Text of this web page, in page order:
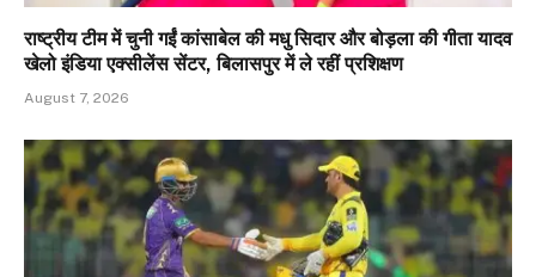
राष्ट्रीय टीम में चुनी गईं कांसाबेल की मधु सिदार और बोड़ला की गीता यादव
खेलो इंडिया एक्सीलेंस सेंटर, बिलासपुर में ले रहीं प्रशिक्षण
August 7, 2026